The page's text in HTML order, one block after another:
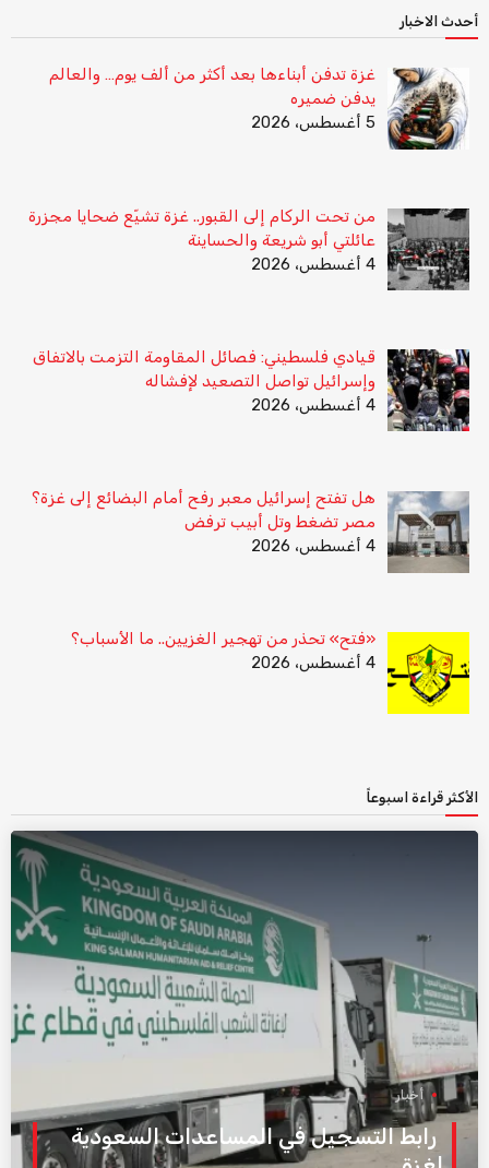
أحدث الاخبار
غزة تدفن أبناءها بعد أكثر من ألف يوم… والعالم
يدفن ضميره
5 أغسطس، 2026
من تحت الركام إلى القبور.. غزة تشيّع ضحايا مجزرة
عائلتي أبو شريعة والحساينة
4 أغسطس، 2026
قيادي فلسطيني: فصائل المقاومة التزمت بالاتفاق
وإسرائيل تواصل التصعيد لإفشاله
4 أغسطس، 2026
هل تفتح إسرائيل معبر رفح أمام البضائع إلى غزة؟
مصر تضغط وتل أبيب ترفض
4 أغسطس، 2026
«فتح» تحذر من تهجير الغزيين.. ما الأسباب؟
4 أغسطس، 2026
الأكثر قراءة اسبوعاً
أخبار
رابط التسجيل في المساعدات السعودية